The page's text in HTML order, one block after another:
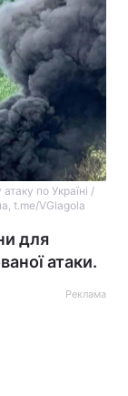
по Україні /
t.me/VGlagola
для
атаки.
Реклама